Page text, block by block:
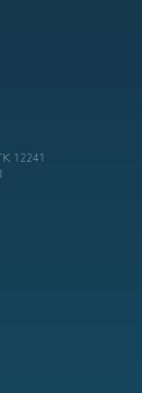
12241